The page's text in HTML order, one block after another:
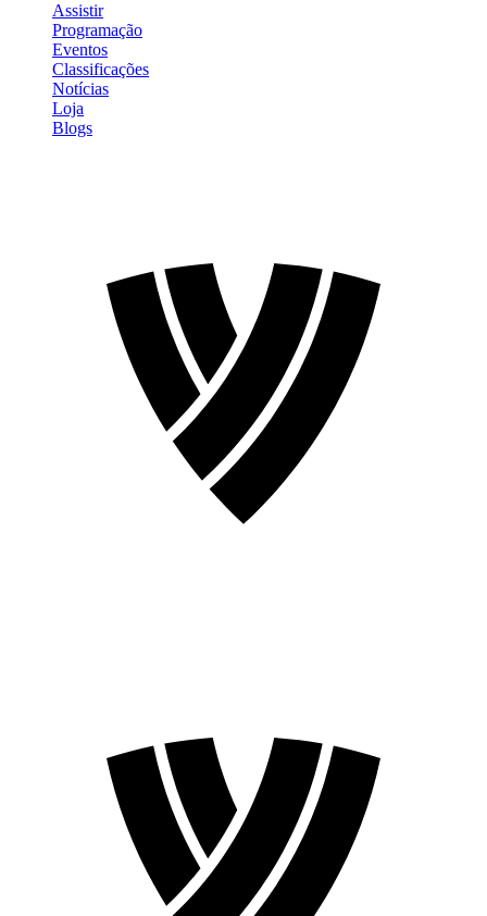
Assistir
Programação
Eventos
Classificações
Notícias
Loja
Blogs